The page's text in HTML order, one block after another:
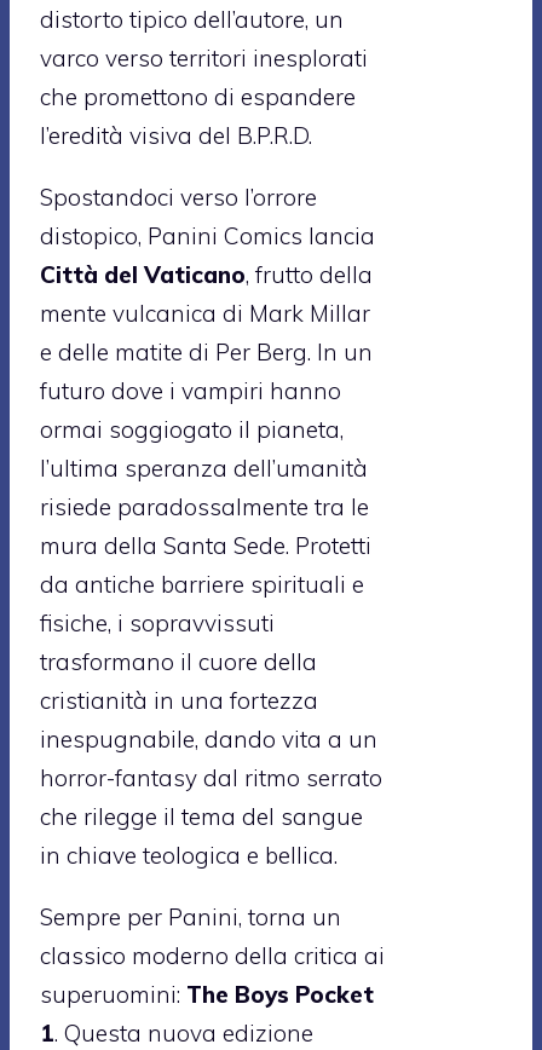
distorto tipico dell’autore, un
varco verso territori inesplorati
che promettono di espandere
l’eredità visiva del B.P.R.D.
Spostandoci verso l’orrore
distopico, Panini Comics lancia
Città del Vaticano, frutto della
mente vulcanica di Mark Millar
e delle matite di Per Berg. In un
futuro dove i vampiri hanno
ormai soggiogato il pianeta,
l’ultima speranza dell’umanità
risiede paradossalmente tra le
mura della Santa Sede. Protetti
da antiche barriere spirituali e
fisiche, i sopravvissuti
trasformano il cuore della
cristianità in una fortezza
inespugnabile, dando vita a un
horror-fantasy dal ritmo serrato
che rilegge il tema del sangue
in chiave teologica e bellica.
Sempre per Panini, torna un
classico moderno della critica ai
superuomini: The Boys Pocket
1. Questa nuova edizione